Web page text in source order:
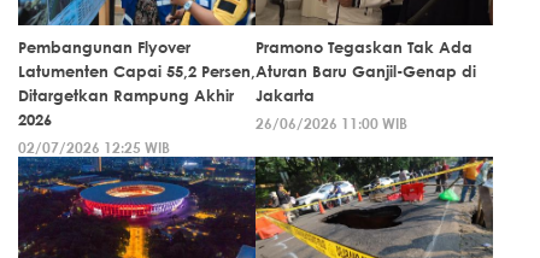
Pembangunan Flyover
Latumenten Capai 55,2 Persen,
Ditargetkan Rampung Akhir
2026
02/07/2026 12:25 WIB
Pramono Tegaskan Tak Ada
Aturan Baru Ganjil-Genap di
Jakarta
26/06/2026 11:00 WIB